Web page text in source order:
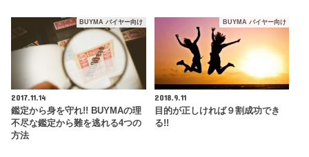
BUYMA バイヤー向け
2017.11.14
鑑定から身を守れ!! BUYMAの理
不尽な鑑定から難を逃れる4つの
方法
BUYMA バイヤー向け
2018.9.11
目的が正しければ９割成功でき
る!!